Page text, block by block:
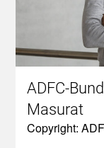
ADFC-
Masurat
Copyright: